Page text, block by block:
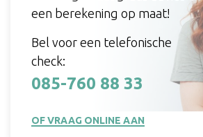
een berekening op maat!
Bel voor een telefonische
check:
085-760 88 33
OF VRAAG ONLINE AAN